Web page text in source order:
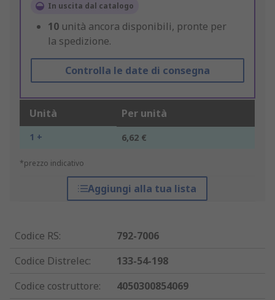
In uscita dal catalogo
10 unità ancora disponibili, pronte per
la spedizione.
Controlla le date di consegna
Unità Per unità
1 + 6,62 €
*prezzo indicativo
Aggiungi alla tua lista
Codice RS:
792-7006
Codice Distrelec:
133-54-198
Codice costruttore:
4050300854069